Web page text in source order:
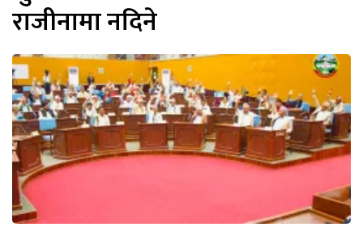
राजीनामा नदिने